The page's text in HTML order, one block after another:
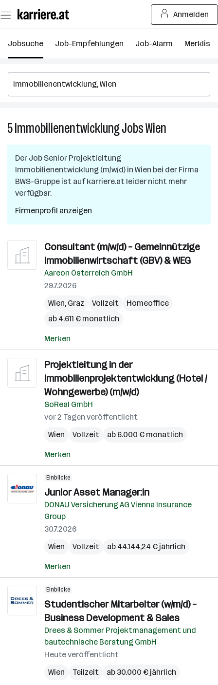
Seiteninhalt
springen
Anmelden
Jobsuche Job-Empfehlungen Job-Alarm Merkliste
5ImmobilienentwicklungJobsWien
Wien
Der Job Senior Projektleitung
Immobilienentwicklung (m/w/d) in Wien bei der Firma
BWS-Gruppe ist auf karriere.at leider nicht mehr
verfügbar.
Firmenprofil anzeigen
Consultant (m/w/d) – Gemeinnützige
Immobilienwirtschaft (GBV) & WEG
Aareon Österreich GmbH
29.7.2026
Wien, Graz Vollzeit
Homeoffice
ab 4.611 € monatlich
Merken
Projektleitung in der
Immobilienprojektentwicklung (Hotel /
Wohngewerbe) (m/w/d)
SoReal GmbH
vor 2 Tagen veröffentlicht
Wien
Vollzeit ab 6.000 € monatlich
Merken
Einblicke
Junior Asset Manager:in
DONAU Versicherung AG Vienna Insurance
Group
30.7.2026
Wien
Vollzeit ab 44.144,24 € jährlich
Merken
Einblicke
Studentischer Mitarbeiter (w/m/d) –
Business Development & Sales
Drees & Sommer Projektmanagement und
bautechnische Beratung GmbH
Heute veröffentlicht
Wien
Teilzeit ab 30.000 € jährlich